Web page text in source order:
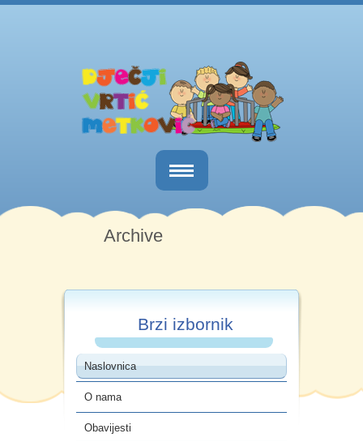
Naslovnica
Kutak za roditelje
Dokumenti
e-Vrtić
Archive
Brzi izbornik
Naslovnica
O nama
Obavijesti